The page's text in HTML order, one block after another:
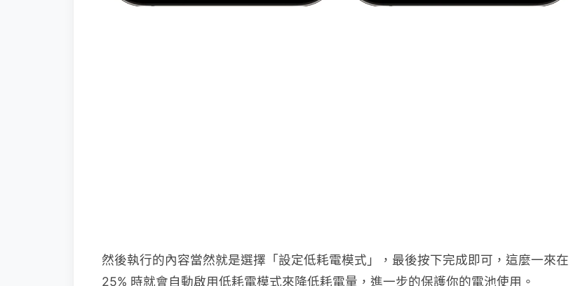
然後執行的內容當然就是選擇「設定低耗電模式」，最後按下完成即可，這麼一來在
25% 時就會自動啟用低耗電模式來降低耗電量，進一步的保護你的電池使用。